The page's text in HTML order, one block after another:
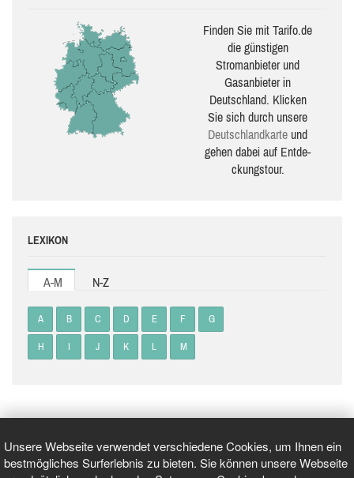
Unsere Webseite verwendet verschiedene Cookies, um Ihnen ein
bestmögliches Surferlebnis zu bieten. Sie können unsere Webseite
Finden Sie mit Tarifo.de
die güns­ti­gen
Stromanbieter und
Gasanbieter in
Deutschland. Klicken
Sie sich durch unsere
Deutsch­land­karte und
gehen dabei auf Ent­de­
ckungs­tour.
LEXIKON
A-M N-Z
A B C D E F G
H I J K L M